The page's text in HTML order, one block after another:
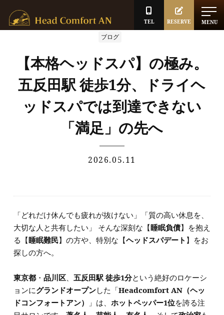
MENU
RESERVE
TEL
ブログ
【本格ヘッドスパ】の極み。
五反田駅 徒歩1分、ドライヘ
ッドスパでは到達できない
「満足」の先へ
2026.05.11
「どれだけ休んでも疲れが抜けない」「質の高い休息を、
大切な人と共有したい」 そんな深刻な【睡眠負債】を抱え
る【睡眠難民】の方や、特別な【ヘッドスパデート 】をお
探しの方へ。
東京都・ 品川区、 五反田駅 徒歩1分という絶好のロケーシ
ョンにグランドオープンした「Headcomfort AN（ヘッ
ドコンフォートアン）
」は、 ホットペッパー1位を誇る注